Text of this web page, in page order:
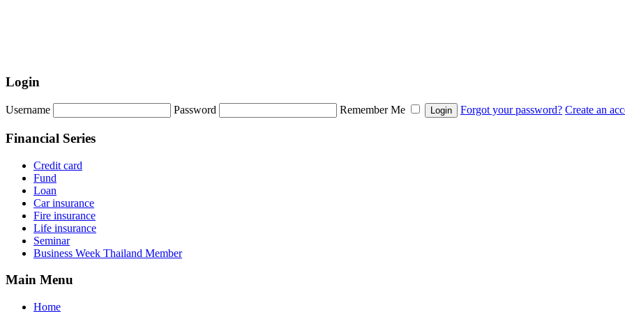
Login
Username Password Remember Me Forgot your password? Create an
Financial Series
Credit card
Fund
Loan
Car insurance
Fire insurance
Life insurance
Seminar
Business Week Thailand Member
Main Menu
Home